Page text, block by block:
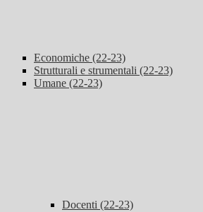
Economiche (22-23)
Strutturali e strumentali (22-23)
Umane (22-23)
Docenti (22-23)